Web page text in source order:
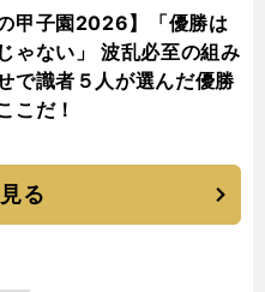
の甲子園2026】「優勝は
ゃない」 波乱必至の組み
で識者５人が選んだ優勝
こだ！
る